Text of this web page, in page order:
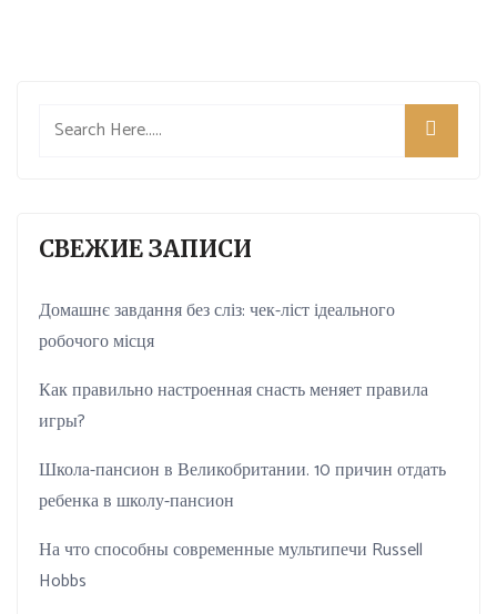
СВЕЖИЕ ЗАПИСИ
Домашнє завдання без сліз: чек-ліст ідеального
робочого місця
Как правильно настроенная снасть меняет правила
игры?
Школа-пансион в Великобритании. 10 причин отдать
ребенка в школу-пансион
На что способны современные мультипечи Russell
Hobbs